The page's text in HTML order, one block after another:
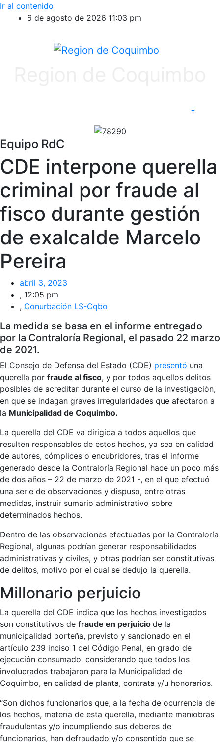
Ir al contenido
6 de agosto de 2026 11:03 pm
Equipo RdC
CDE interpone querella
criminal por fraude al
fisco durante gestión
de exalcalde Marcelo
Pereira
abril 3, 2023
, 12:05 pm
, Conurbación LS-Cqbo
La medida se basa en el informe entregado
por la Contraloría Regional, el pasado 22 marzo
de 2021.
El Consejo de Defensa del Estado (CDE) presentó una
querella por fraude al fisco, y por todos aquellos delitos
posibles de acreditar durante el curso de la investigación,
en que se indagan graves irregularidades que afectaron a
la Municipalidad de Coquimbo.
La querella del CDE va dirigida a todos aquellos que
resulten responsables de estos hechos, ya sea en calidad
de autores, cómplices o encubridores, tras el informe
generado desde la Contraloría Regional hace un poco más
de dos años – 22 de marzo de 2021 -, en el que efectuó
una serie de observaciones y dispuso, entre otras
medidas, instruir sumario administrativo sobre
determinados hechos.
Dentro de las observaciones efectuadas por la Contraloría
Regional, algunas podrían generar responsabilidades
administrativas y civiles, y otras podrían ser constitutivas
de delitos, motivo por el cual se dedujo la querella.
Millonario perjuicio
La querella del CDE indica que los hechos investigados
son constitutivos de fraude en perjuicio de la
municipalidad porteña, previsto y sancionado en el
artículo 239 inciso 1 del Código Penal, en grado de
ejecución consumado, considerando que todos los
involucrados trabajaron para la Municipalidad de
Coquimbo, en calidad de planta, contrata y/u honorarios.
“Son dichos funcionarios que, a la fecha de ocurrencia de
los hechos, materia de esta querella, mediante maniobras
fraudulentas y/o incumpliendo sus deberes de
funcionarios, han defraudado y/o consentido que se